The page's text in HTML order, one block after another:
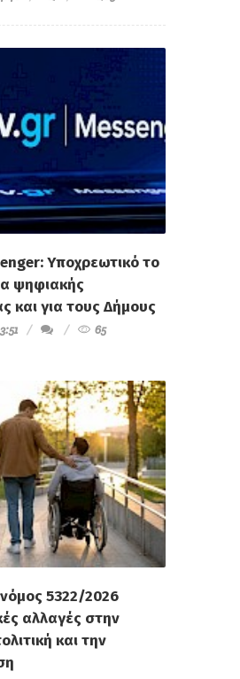
209
Υποχρεωτικό το
ψηφιακής
και για τους Δήμους
65
5322/2026
αλλαγές στην
και την